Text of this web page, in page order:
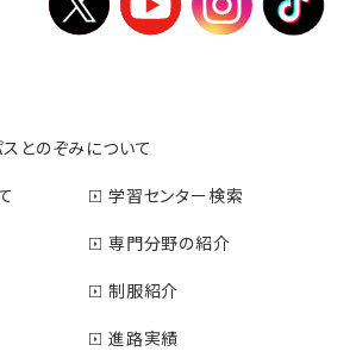
とのぞみについて
学習センター検索
専門分野の紹介
制服紹介
進路実績